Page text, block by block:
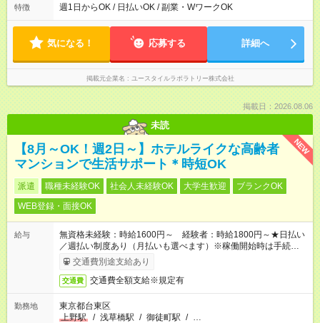
ら翌7時 ■23時から翌8時 ■24時から翌9時 など ※上記の時間
ます。 ※曜日固定（毎週同じ曜日での勤務となります）
特徴 週1日からOK / 日払いOK / 副業・WワークOK
気になる！ 応募する 詳細へ
掲載元企業名 ユースタイルラボラトリー株式会社
掲載日：2026.08.06
未読
NEW
【8月～OK！週2日～】ホテルライクな高齢者
マンションで生活サポート＊時短OK
派遣 職種未経験OK 社会人未経験OK 大学生歓迎
ブランクOK
WEB登録・面接OK
給与
無資格未経験：時給1600円～ 経験者：時給1800円～★日払い
／週払い制度あり（月払いも選べます）※稼働開始時は手続き完
了次第のお支払いとなります。
交通費別途支給あり
交通費 交通費全額支給※規定有
勤務地
東京都台東区
上野駅
/ 浅草橋駅 / 御徒町駅 / …